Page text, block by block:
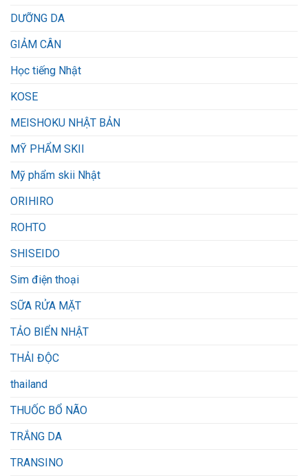
DƯỠNG DA
GIẢM CÂN
Học tiếng Nhật
KOSE
MEISHOKU NHẬT BẢN
MỸ PHẨM SKII
Mỹ phẩm skii Nhật
ORIHIRO
ROHTO
SHISEIDO
Sim điện thoại
SỮA RỬA MẶT
TẢO BIỂN NHẬT
THẢI ĐỘC
thailand
THUỐC BỔ NÃO
TRẮNG DA
TRANSINO